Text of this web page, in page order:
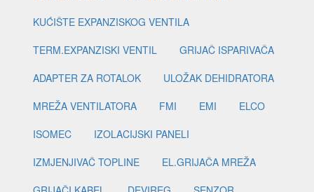
KUĆIŠTE EXPANZISKOG VENTILA
TERM.EXPANZISKI VENTIL
GRIJAČ ISPARIVAČA
ADAPTER ZA ROTALOK
ULOŽAK DEHIDRATORA
MREŽA VENTILATORA
FMI EMI
ELCO
ISOMEC
IZOLACIJSKI PANELI
IZMJENJIVAČ TOPLINE
EL.GRIJAČA MREŽA